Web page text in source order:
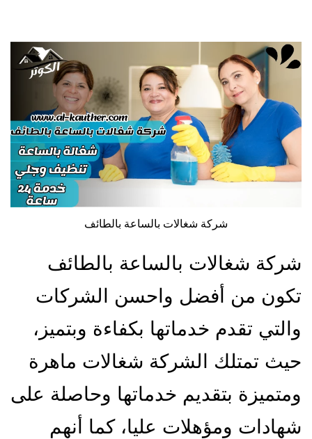
شركة شغالات بالساعة بالطائف
شركة شغالات بالساعة بالطائف
تكون من أفضل واحسن الشركات
والتي تقدم خدماتها بكفاءة وبتميز،
حيث تمتلك الشركة شغالات ماهرة
ومتميزة بتقديم خدماتها وحاصلة على
شهادات ومؤهلات عليا، كما أنهم